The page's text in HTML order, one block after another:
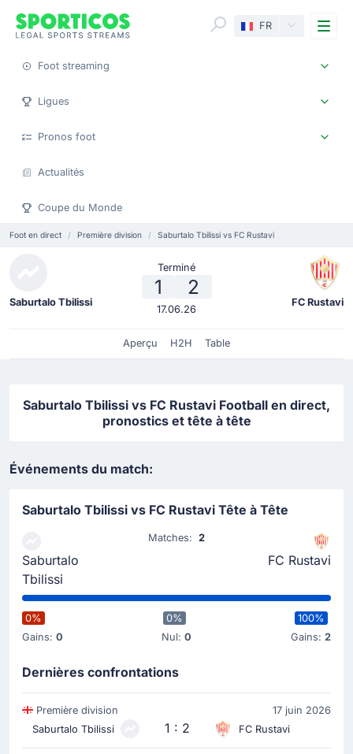
FR
Foot streaming
Ligues
Pronos foot
Actualités
Coupe du Monde
Foot en direct Première division Saburtalo Tbilissi vs FC Rustavi
Saburtalo Tbilissi
Terminé
1 2
17.06.26
FC Rustavi
Aperçu H2H Table
Saburtalo Tbilissi vs FC Rustavi Football en direct,
pronostics et tête à tête
Événements du match:
Saburtalo Tbilissi vs FC Rustavi Tête à Tête
Saburtalo
Tbilissi
Matches: 2
FC Rustavi
0%
Gains: 0
0%
Nul: 0
100%
Gains: 2
Dernières confrontations
Première division
17 juin 2026
Saburtalo Tbilissi
1 : 2 FC Rustavi